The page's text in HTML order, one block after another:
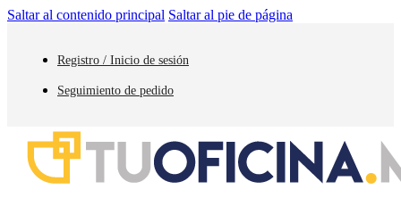
Saltar al contenido principal Saltar al pie de página
Registro / Inicio de sesión
Seguimiento de pedido